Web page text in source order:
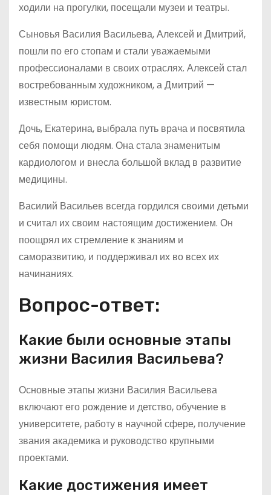
ходили на прогулки, посещали музеи и театры.
Сыновья Василия Васильева, Алексей и Дмитрий,
пошли по его стопам и стали уважаемыми
профессионалами в своих отраслях. Алексей стал
востребованным художником, а Дмитрий —
известным юристом.
Дочь, Екатерина, выбрала путь врача и посвятила
себя помощи людям. Она стала знаменитым
кардиологом и внесла большой вклад в развитие
медицины.
Василий Васильев всегда гордился своими детьми
и считал их своим настоящим достижением. Он
поощрял их стремление к знаниям и
саморазвитию, и поддерживал их во всех их
начинаниях.
Вопрос-ответ:
Какие были основные этапы
жизни Василия Васильева?
Основные этапы жизни Василия Васильева
включают его рождение и детство, обучение в
университете, работу в научной сфере, получение
звания академика и руководство крупными
проектами.
Какие достижения имеет